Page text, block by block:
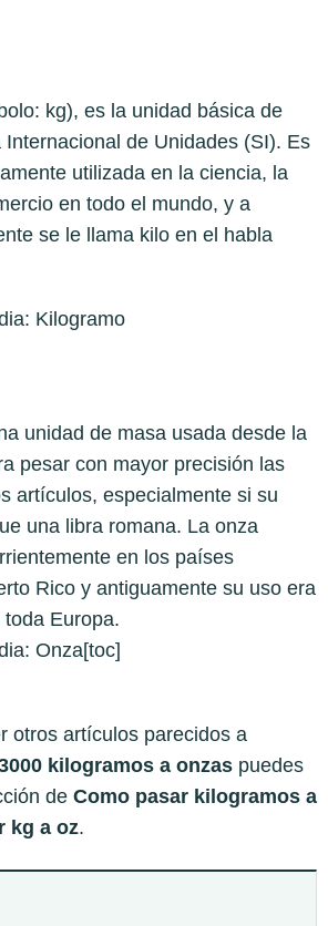
kg),​ es la unidad básica de
de Unidades (SI). Es
utilizada en la ciencia, la
en todo el mundo, y a
se le llama kilo en el habla
Kilogramo
unidad de masa usada desde la
pesar con mayor precisión las
artículos, especialmente si su
una libra romana. La onza
en los países
Rico y antiguamente su uso era
Europa.
Onza[toc]
otros artículos parecidos a
kilogramos a onzas puedes
de Como pasar kilogramos a
kg a oz.